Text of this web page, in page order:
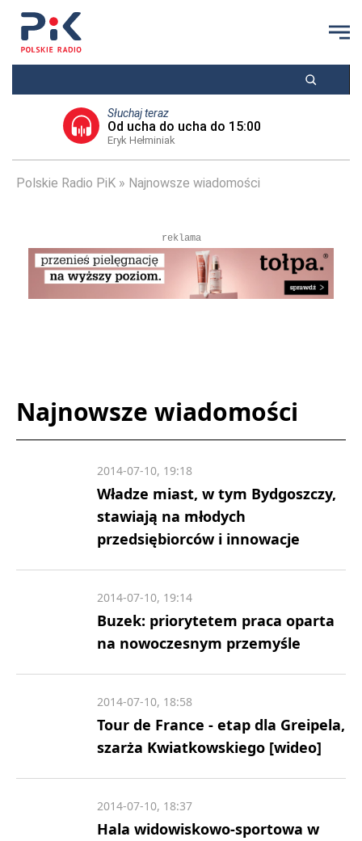
Słuchaj teraz
Od ucha do ucha do 15:00
Eryk Hełminiak
Polskie Radio PiK Najnowsze wiadomości
reklama
Najnowsze wiadomości
Władze miast, w tym Bydgoszczy,
stawiają na młodych
przedsiębiorców i innowacje
2014-07-10, 19:18
Buzek: priorytetem praca oparta
na nowoczesnym przemyśle
2014-07-10, 19:14
Tour de France - etap dla Greipela,
szarża Kwiatkowskiego [wideo]
2014-07-10, 18:58
Hala widowiskowo-sportowa w
2014-07-10, 18:37